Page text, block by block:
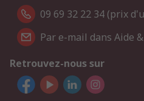
09 69 32 22 34 (prix
Par e-mail dans Aide
Retrouvez-nous sur